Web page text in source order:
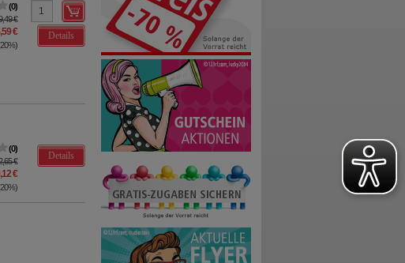
0
€
€
20%)
Details
0
€
€
20%)
Details